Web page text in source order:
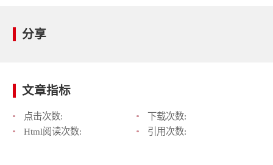
分享
文章指标
点击次数:
下载次数:
Html阅读次数:
引用次数: